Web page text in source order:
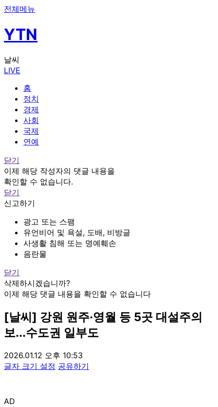
전체메뉴
YTN
날씨
LIVE
홈
정치
경제
사회
국제
연예
닫기
이제 해당 작성자의 댓글 내용을
확인할 수 없습니다.
닫기
신고하기
광고 또는 스팸
유언비어 및 욕설, 도배, 비방글
사생활 침해 또는 명예훼손
음란물
닫기
삭제하시겠습니까?
이제 해당 댓글 내용을 확인할 수 없습니다
[날씨] 강원 원주·영월 등 5곳 대설주의
보...수도권 일부도
2026.01.12 오후 10:53
글자 크기 설정 공유하기
AD